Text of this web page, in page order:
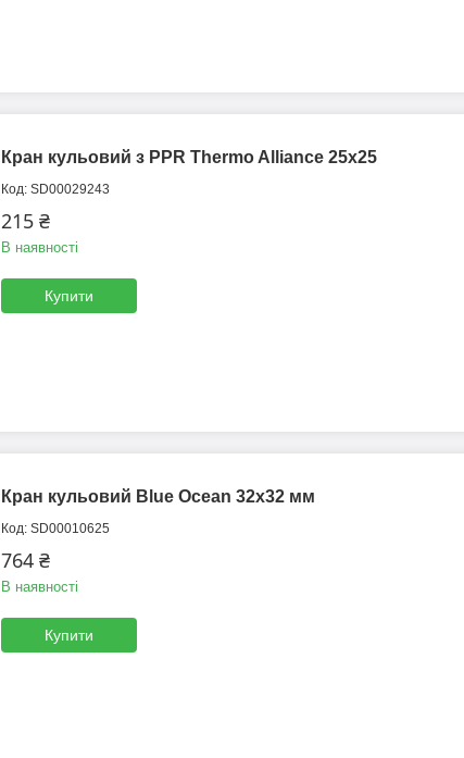
Кран кульовий з PPR Thermo Alliance 25х25
SD00029243
215 ₴
В наявності
Купити
Кран кульовий Blue Ocean 32х32 мм
SD00010625
764 ₴
В наявності
Купити